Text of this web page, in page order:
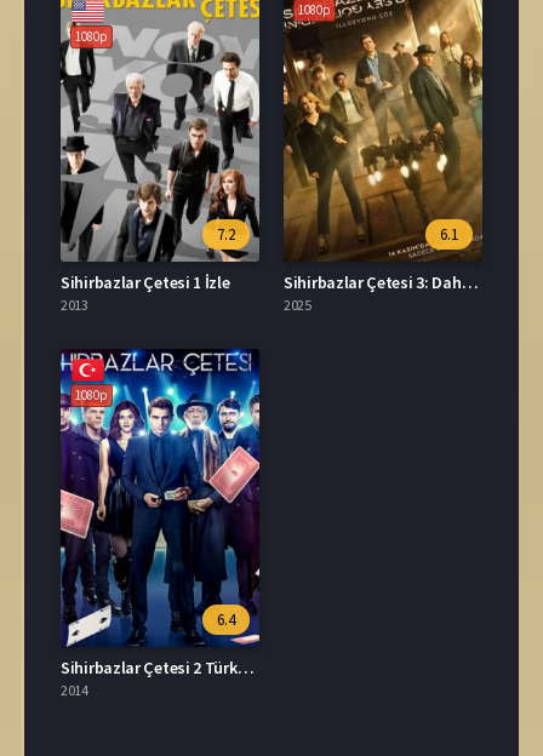
1080p
7.2
Sihirbazlar Çetesi 1 İzle
2013
1080p
6.1
Sihirbazlar Çetesi 3: Daha Bir Şey Görmediniz Full İzle
2025
1080p
6.4
Sihirbazlar Çetesi 2 Türkçe Dublaj İzle
2014